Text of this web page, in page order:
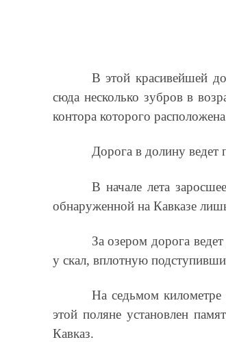
В этой красивейшей
сюда несколько зубров в
контора которого
Дорога в долину
В начале лета
обнаруженной на Кавказе
За озером дорога
у скал, вплотную
На седьмом
этой поляне установлен
Кавказ.